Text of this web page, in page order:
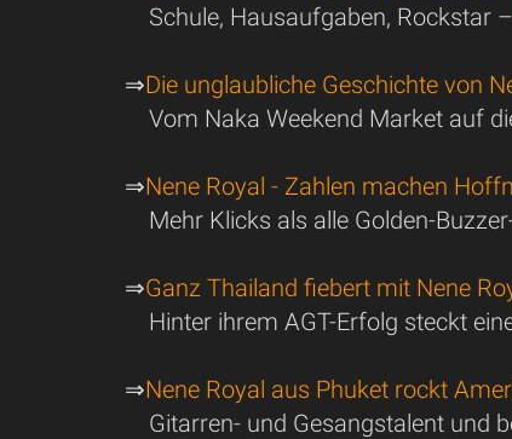
Schule, Hausaufgaben, Rockstar
⇒Die unglaubliche Geschichte von
Vom Naka Weekend Market auf
⇒Nene Royal - Zahlen machen
Mehr Klicks als alle Golden-
⇒Ganz Thailand fiebert mit Nene
Hinter ihrem AGT-Erfolg steckt
⇒Nene Royal aus Phuket rockt
Gitarren- und Gesangstalent und